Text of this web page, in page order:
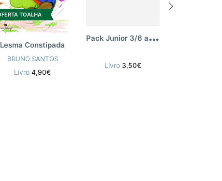
TOALHA
Lesma Constipada
BRUNO SANTOS
Livro4,90€
P
ack Junior 3/6 anos 2018
Livro 3,50€